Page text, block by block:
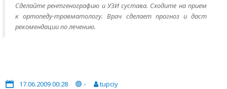
Сделайте рентгенографию и УЗИ сустава. Сходите на прием
к ортопеду-травматологу. Врач сделает прогноз и даст
рекомендации по лечению.
17.06.2009 00:28 -
tupciy